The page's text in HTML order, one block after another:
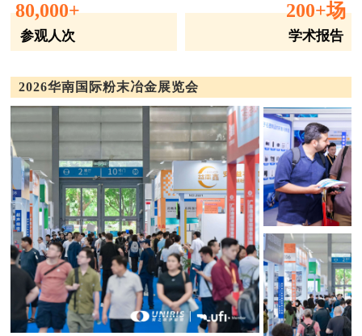
80,000+
参观人次
200+场
学术报告
2026华南国际粉末冶金展览会